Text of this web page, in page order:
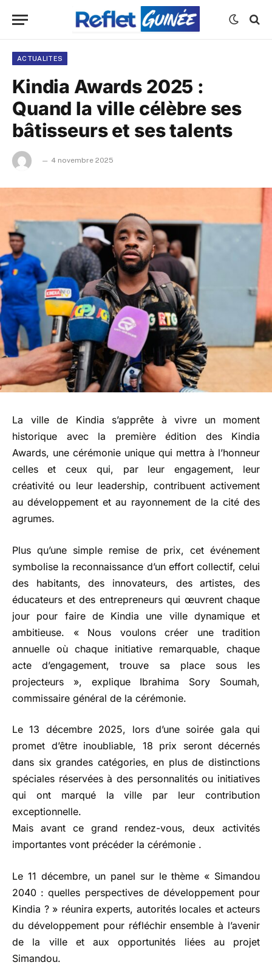
ACTUALITES
Kindia Awards 2025 :
Quand la ville célèbre ses
bâtisseurs et ses talents
4 novembre 2025
La ville de Kindia s’apprête à vivre un moment
historique avec la première édition des Kindia
Awards, une cérémonie unique qui mettra à l’honneur
celles et ceux qui, par leur engagement, leur
créativité ou leur leadership, contribuent activement
au développement et au rayonnement de la cité des
agrumes.
Plus qu’une simple remise de prix, cet événement
symbolise la reconnaissance d’un effort collectif, celui
des habitants, des innovateurs, des artistes, des
éducateurs et des entrepreneurs qui œuvrent chaque
jour pour faire de Kindia une ville dynamique et
ambitieuse. « Nous voulons créer une tradition
annuelle où chaque initiative remarquable, chaque
acte d’engagement, trouve sa place sous les
projecteurs », explique Ibrahima Sory Soumah,
commissaire général de la cérémonie.
Le 13 décembre 2025, lors d’une soirée gala qui
promet d’être inoubliable, 18 prix seront décernés
dans six grandes catégories, en plus de distinctions
spéciales réservées à des personnalités ou initiatives
qui ont marqué la ville par leur contribution
exceptionnelle.
Mais avant ce grand rendez-vous, deux activités
importantes vont précéder la cérémonie .
Le 11 décembre, un panel sur le thème « Simandou
2040 : quelles perspectives de développement pour
Kindia ? » réunira experts, autorités locales et acteurs
du développement pour réfléchir ensemble à l’avenir
de la ville et aux opportunités liées au projet
Simandou.